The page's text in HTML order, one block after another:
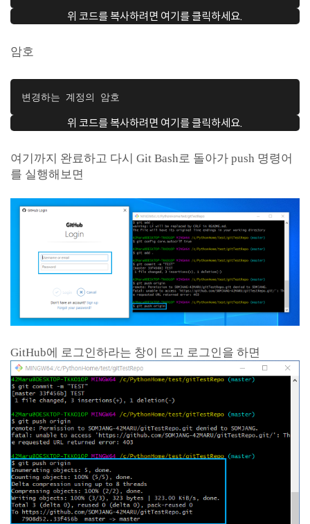
위 코드를 복사하려면 여기를 클릭하세요.
암호
변경하는 계정의 암호
위 코드를 복사하려면 여기를 클릭하세요.
여기까지 완료하고 다시 Git Bash로 돌아가 push 명령어
를 실행해보면
GitHub에 로그인하라는 창이 뜨고 로그인을 하면